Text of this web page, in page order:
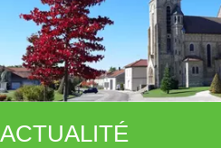
ACTUALITÉ